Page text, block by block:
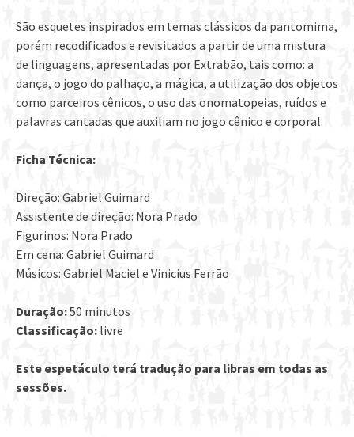
São esquetes inspirados em temas clássicos da pantomima,
porém recodificados e revisitados a partir de uma mistura
de linguagens, apresentadas por Extrabão, tais como: a
dança, o jogo do palhaço, a mágica, a utilização dos objetos
como parceiros cênicos, o uso das onomatopeias, ruídos e
palavras cantadas que auxiliam no jogo cênico e corporal.
Ficha Técnica:
Direção: Gabriel Guimard
Assistente de direção: Nora Prado
Figurinos: Nora Prado
Em cena: Gabriel Guimard
Músicos: Gabriel Maciel e Vinicius Ferrão
Duração:50 minutos
Classificação: livre
Este espetáculo terá tradução para libras em todas as
sessões.